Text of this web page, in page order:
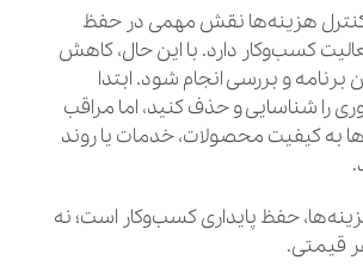
کنترل هزینه‌ها نقش مهمی در حفظ
کسب‌وکار دارد. با این حال، کاهش
برنامه و بررسی انجام شود. ابتدا
را شناسایی و حذف کنید، اما مراقب
به کیفیت محصولات، خدمات یا روند
حفظ پایداری کسب‌وکار است؛ نه
قیمتی.